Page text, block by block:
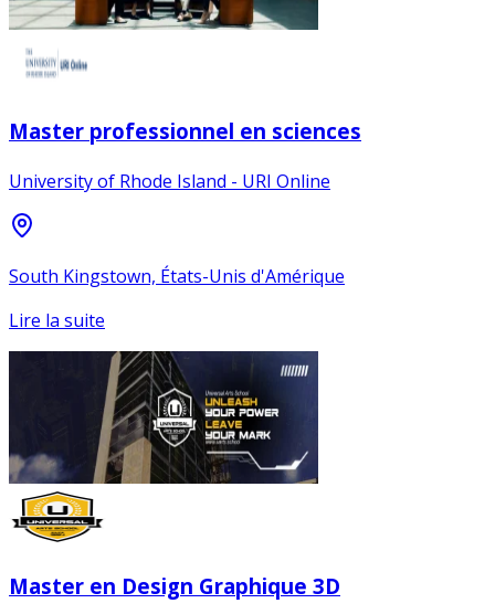
Master professionnel en sciences
University of Rhode Island - URI Online
South Kingstown, États-Unis d'Amérique
Lire la suite
Master en Design Graphique 3D